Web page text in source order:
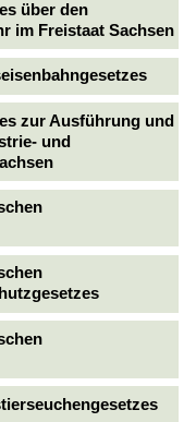
über den
im Freistaat Sachsen
zur Ausführung und
und